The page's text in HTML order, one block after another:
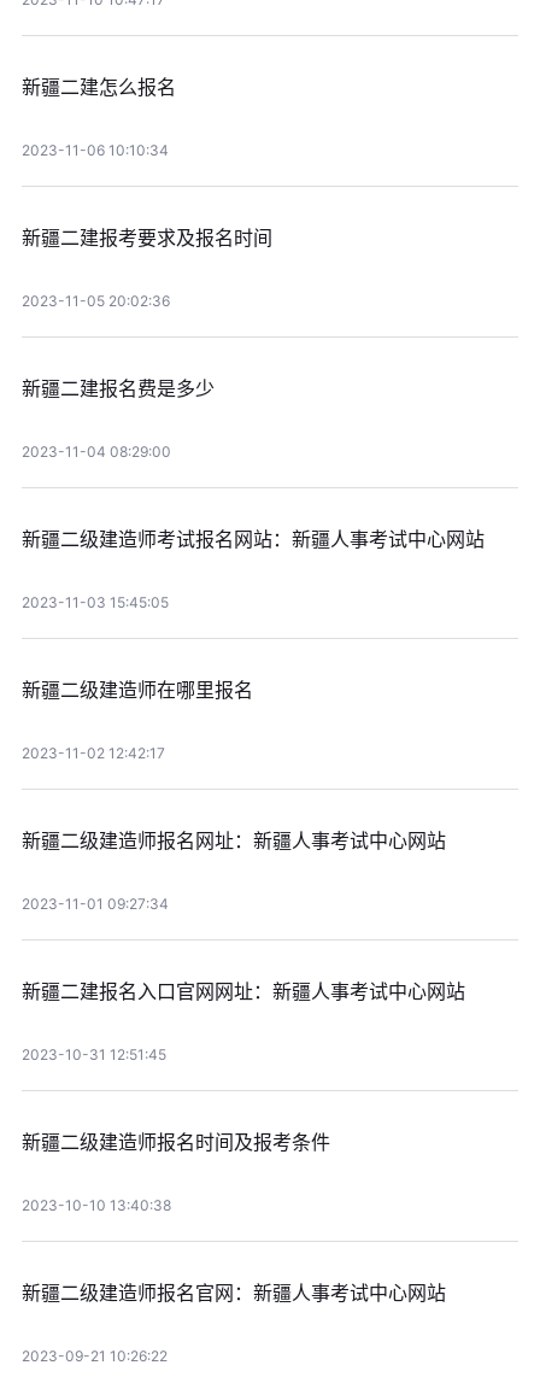
新疆二建怎么报名
2023-11-06 10:10:34
新疆二建报考要求及报名时间
2023-11-05 20:02:36
新疆二建报名费是多少
2023-11-04 08:29:00
新疆二级建造师考试报名网站：新疆人事考试中心网站
2023-11-03 15:45:05
新疆二级建造师在哪里报名
2023-11-02 12:42:17
新疆二级建造师报名网址：新疆人事考试中心网站
2023-11-01 09:27:34
新疆二建报名入口官网网址：新疆人事考试中心网站
2023-10-31 12:51:45
新疆二级建造师报名时间及报考条件
2023-10-10 13:40:38
新疆二级建造师报名官网：新疆人事考试中心网站
2023-09-21 10:26:22